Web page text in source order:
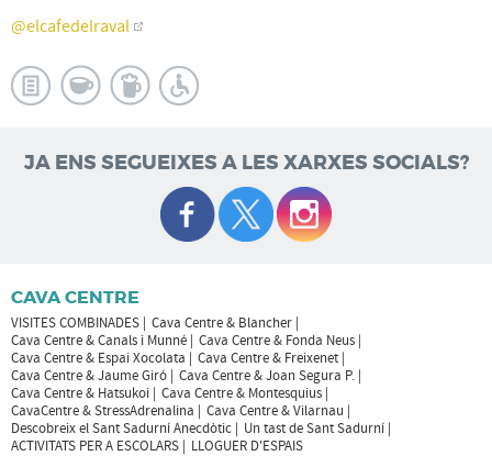
@elcafedelraval
JA ENS SEGUEIXES A LES XARXES SOCIALS?
CAVA CENTRE
VISITES COMBINADES
Cava Centre & Blancher
Cava Centre & Canals i Munné
Cava Centre & Fonda Neus
Cava Centre & Espai Xocolata
Cava Centre & Freixenet
Cava Centre & Jaume Giró
Cava Centre & Joan Segura P.
Cava Centre & Hatsukoi
Cava Centre & Montesquius
CavaCentre & StressAdrenalina
Cava Centre & Vilarnau
Descobreix el Sant Sadurní Anecdòtic
Un tast de Sant Sadurní
ACTIVITATS PER A ESCOLARS
LLOGUER D'ESPAIS